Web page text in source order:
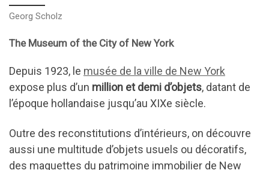
Georg Scholz
The Museum of the City of New York
Depuis 1923, le musée de la ville de New York
expose plus d’un million et demi d’objets, datant de
l’époque hollandaise jusqu’au XIXe siècle.
Outre des reconstitutions d’intérieurs, on découvre
aussi une multitude d’objets usuels ou décoratifs,
des maquettes du patrimoine immobilier de New